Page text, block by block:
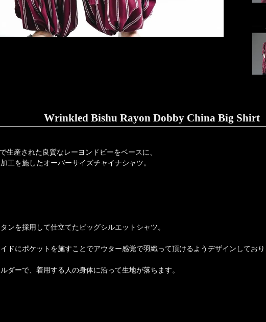
Wrinkled Bishu Rayon Dobby China Big Shirt
生産された良質なレーヨンドビーをベースに、
工を施したオーバーサイズチャイナシャツ。
ンを採用して仕立てたビッグシルエットシャツ。
ドにポケットを施すことでアウター感覚で羽織って頂けるようデザインしてお
ダーで、着用する人の身体に沿って生地が落ちます。